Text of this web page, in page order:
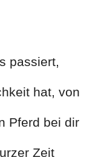
passiert,
hat, von
Pferd bei dir
Zeit